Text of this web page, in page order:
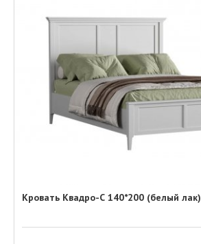
Кровать Квадро-С 140*200 (белый лак)